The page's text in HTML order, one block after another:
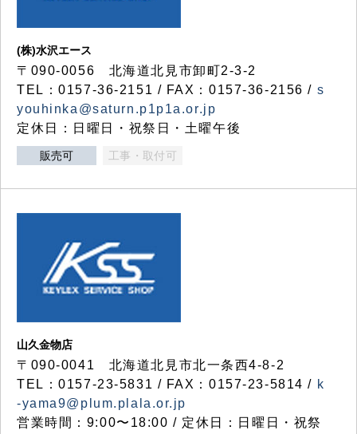
(株)水沢エース
〒090-0056 北海道北見市卸町2-3-2
TEL：0157-36-2151 / FAX：0157-36-2156 / s
youhinka@saturn.p1p1a.or.jp
定休日：日曜日・祝祭日・土曜午後
販売可 工事・取付可
山久金物店
〒090-0041 北海道北見市北一条西4-8-2
TEL：0157-23-5831 / FAX：0157-23-5814 / k
-yama9@plum.plala.or.jp
営業時間：9:00〜18:00 / 定休日：日曜日・祝祭